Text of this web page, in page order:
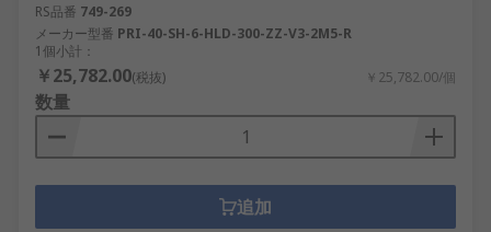
RS品番 749-269
メーカー型番 PRI-40-SH-6-HLD-300-ZZ-V3-2M5-R
1個小計：
￥25,782.00(税抜) ￥25,782.00/個
数量
追加